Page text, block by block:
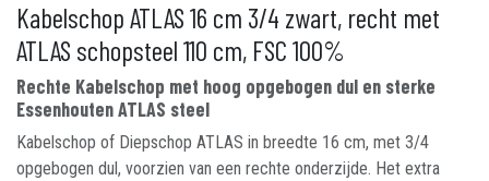
Kabelschop ATLAS 16 cm 3/4 zwart, recht met
ATLAS schopsteel 110 cm, FSC 100%
Rechte Kabelschop met hoog opgebogen dul en sterke
Essenhouten ATLAS steel
Kabelschop of Diepschop ATLAS in breedte 16 cm, met 3/4
opgebogen dul, voorzien van een rechte onderzijde. Het extra